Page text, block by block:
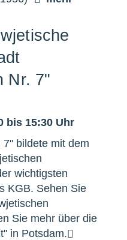
Nr. 7"
bis 15:30 Uhr
7" bildete mit dem
wichtigsten
KGB. Sehen Sie
Sie mehr über die
in Potsdam.